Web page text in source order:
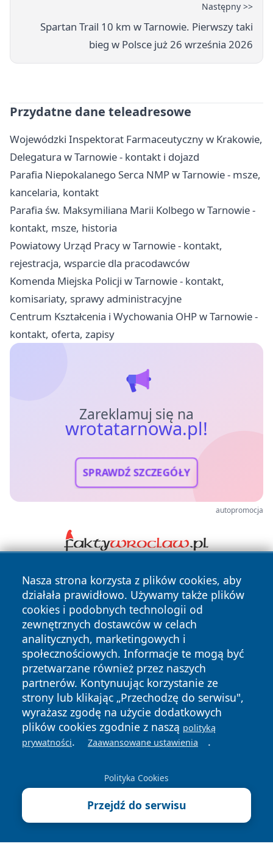
Następny >>
Spartan Trail 10 km w Tarnowie. Pierwszy taki
bieg w Polsce już 26 września 2026
Przydatne dane teleadresowe
Wojewódzki Inspektorat Farmaceutyczny w Krakowie,
Delegatura w Tarnowie - kontakt i dojazd
Parafia Niepokalanego Serca NMP w Tarnowie - msze,
kancelaria, kontakt
Parafia św. Maksymiliana Marii Kolbego w Tarnowie -
kontakt, msze, historia
Powiatowy Urząd Pracy w Tarnowie - kontakt,
rejestracja, wsparcie dla pracodawców
Komenda Miejska Policji w Tarnowie - kontakt,
komisariaty, sprawy administracyjne
Centrum Kształcenia i Wychowania OHP w Tarnowie -
kontakt, oferta, zapisy
Zareklamuj się na
wrotatarnowa.pl!
SPRAWDŹ SZCZEGÓŁY
autopromocja
Nasza strona korzysta z plików cookies, aby
działała prawidłowo. Używamy także plików
cookies i podobnych technologii od
zewnętrznych dostawców w celach
analitycznych, marketingowych i
społecznościowych. Informacje te mogą być
przetwarzane również przez naszych
partnerów. Kontynuując korzystanie ze
strony lub klikając „Przechodzę do serwisu",
wyrażasz zgodę na użycie dodatkowych
plików cookies zgodnie z naszą polityką
prywatności. Zaawansowane ustawienia .
Polityka Cookies
Przejdź do serwisu
Copyright © 2026 wrotatarnowa.pl Wszystkie prawa
zastrzeżone.
News Autorzy
Polityka
Prywatności
Polityka
Cookies